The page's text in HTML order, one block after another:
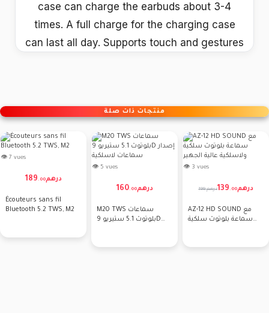
case can charge the earbuds about 3-4
times. A full charge for the charging case
can last all day. Supports touch and gestures
منتجات ذات صلة
👁 7 vues
189 . 00درهم
Écouteurs sans fil
Bluetooth 5.2 TWS, M2
👁 5 vues
160. 00درهم
M20 TWS سماعات
بلوتوث 5.1 ستيريو 9D
👁 3 vues
199 درهم139 . 00درهم
AZ-12 HD SOUND مع
سماعة بلوتوث سلكية